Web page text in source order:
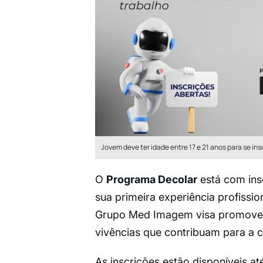
Jovem deve ter idade entre 17 e 21 anos para se
O Programa Decolarestá com
sua primeira experiência
Grupo Med Imagem visa
vivências que contribuam para a